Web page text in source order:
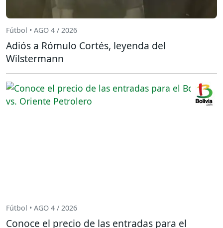
Fútbol • AGO 4 / 2026
Adiós a Rómulo Cortés, leyenda del
Wilstermann
Fútbol • AGO 4 / 2026
Conoce el precio de las entradas para el